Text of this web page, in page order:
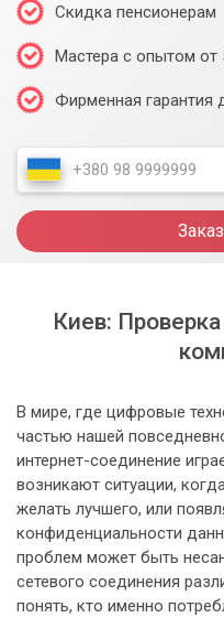
Скидка пенсионерам
Мастера с опытом от
Фирменная гарантия
Киев:
В мире, где цифровые
частью нашей
интернет-соединение
возникают ситуации,
желать лучшего, или
конфиденциальности
проблем может быть
сетевого соединения
понять, кто именно